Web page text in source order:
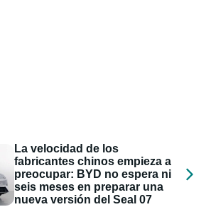
La velocidad de los
fabricantes chinos empieza a
preocupar: BYD no espera ni
seis meses en preparar una
nueva versión del Seal 07